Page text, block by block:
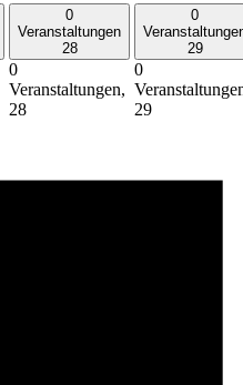
0
Veranstaltungen
28
0
Veranstaltungen,
28
0
29
0
29